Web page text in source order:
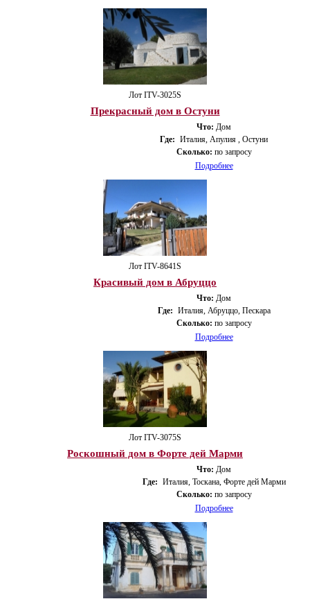
Лот ITV-3025S
Прекрасный дом в Остуни
Что: Дом
Где: Италия, Апулия , Остуни
Сколько: по запросу
Подробнее
Лот ITV-8641S
Красивый дом в Абруццо
Что: Дом
Где: Италия, Абруццо, Пескара
Сколько: по запросу
Подробнее
Лот ITV-3075S
Роскошный дом в Форте дей Марми
Что: Дом
Где: Италия, Тоскана, Форте дей Марми
Сколько: по запросу
Подробнее